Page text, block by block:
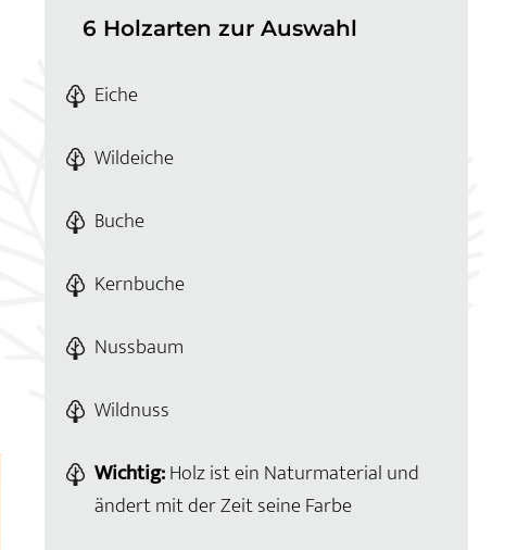
6 Holzarten zur Auswahl
Eiche
Wildeiche
Buche
Kernbuche
Nussbaum
Wildnuss
Wichtig:Holz ist ein Naturmaterial und
ändert mit der Zeit seine Farbe